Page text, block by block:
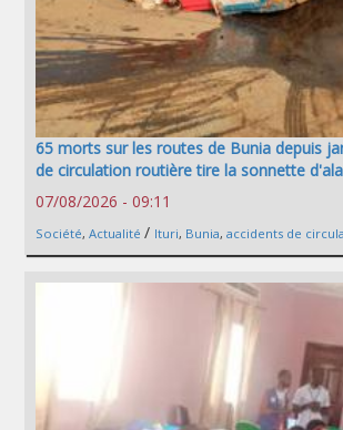
65 morts sur les routes de Bunia depuis
de circulation routière tire la sonnette
07/08/2026 - 09:11
Société, Actualité / Ituri, Bunia, accidents de